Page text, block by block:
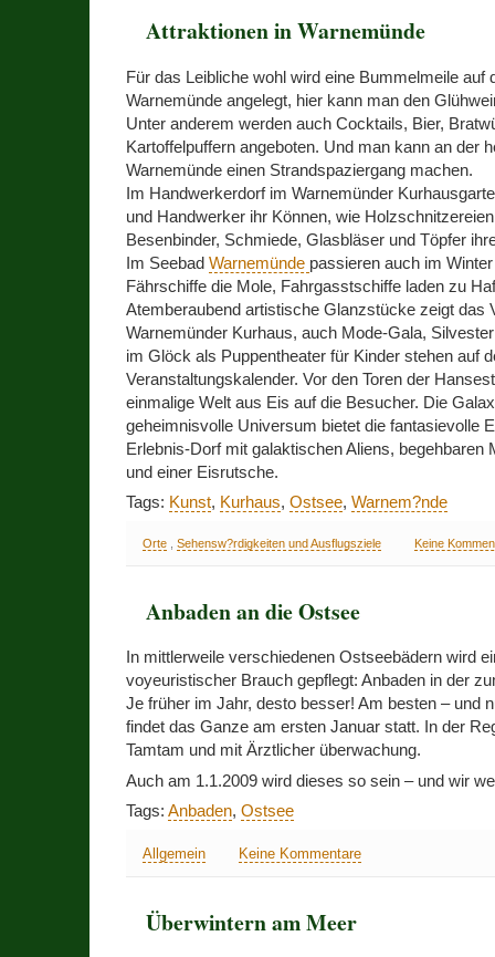
Attraktionen in Warnemünde
Für das Leibliche wohl wird eine Bummelmeile auf
Warnemünde angelegt, hier kann man den
Unter anderem werden auch Cocktails, Bier,
Kartoffelpuffern angeboten. Und man kann an der
Warnemünde einen Strandspaziergang machen.
Im Handwerkerdorf im Warnemünder
und Handwerker ihr Können, wie
Besenbinder, Schmiede, Glasbläser und Töpfer
Im Seebad Warnemünde passieren auch im
Fährschiffe die Mole, Fahrgasstschiffe laden zu
Atemberaubend artistische Glanzstücke zeigt das
Warnemünder Kurhaus, auch Mode-Gala,
im Glöck als Puppentheater für Kinder stehen auf
Veranstaltungskalender. Vor den Toren der
einmalige Welt aus Eis auf die Besucher. Die
geheimnisvolle Universum bietet die fantasievolle
Erlebnis-Dorf mit galaktischen Aliens, begehbaren
und einer Eisrutsche.
Tags: Kunst, Kurhaus, Ostsee, Warnem?nde
Orte, Sehensw?rdigkeiten und Ausflugsziele Keine
Anbaden an die Ostsee
In mittlerweile verschiedenen Ostseebädern wird
voyeuristischer Brauch gepflegt: Anbaden in der
Je früher im Jahr, desto besser! Am besten – und
findet das Ganze am ersten Januar statt. In der
Tamtam und mit Ärztlicher überwachung.
Auch am 1.1.2009 wird dieses so sein – und wir
Tags: Anbaden, Ostsee
Allgemein Keine Kommentare
Überwintern am Meer